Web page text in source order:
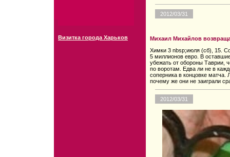
Визитка города Харьков
2012/03/31
Михаил Михайлов
Химки 3 nbsp;июля (сб), 15.
5 миллионов евро. В
убежать от обороны Таврии,
по воротам. Едва ли не в
соперника в концовке
почему же они не заиграли
2012/03/31